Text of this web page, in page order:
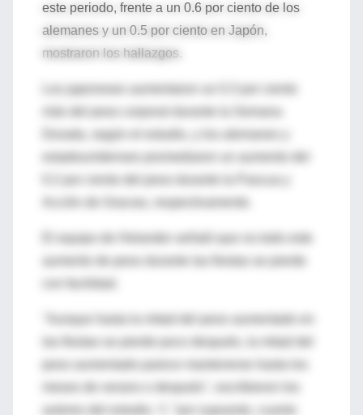
este periodo, frente a un 0.6 por ciento de los
alemanes y un 0.5 por ciento en Japón,
mostraron los hallazgos.
Los japoneses aumentaron un 0.3 por ciento
Dorada, según el estudio, y los alemanes y
El equipo de Helander señaló que no todo este
"Aunque hasta la mitad del peso aumentado en
autores del estudio. Y, "por supuesto, cuanto